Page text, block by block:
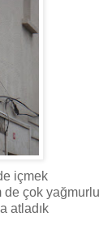
içmek
de çok yağmurlu
atladık